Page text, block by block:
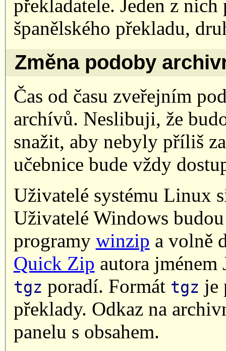
překladatele. Jeden z
španělského překladu,
Změna podoby
Čas od času zveřejním
archívů. Neslibuji, že
snažit, aby nebyly příliš
učebnice bude vždy
Uživatelé systému Linux
Uživatelé Windows
programy winzip a volně
Quick Zip autora jménem
tgz poradí. Formát tgz je
překlady. Odkaz na
panelu s obsahem.